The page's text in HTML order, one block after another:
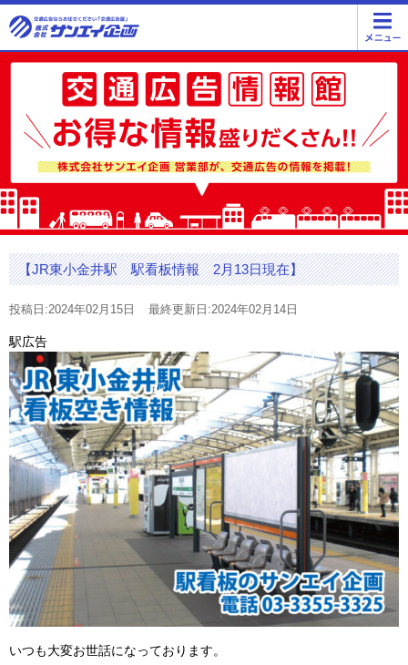
【JR東小金井駅 駅看板情報 2月13日現在】
投稿日:2024年02月15日 最終更新日:2024年02月14日
駅広告
いつも大変お世話になっております。